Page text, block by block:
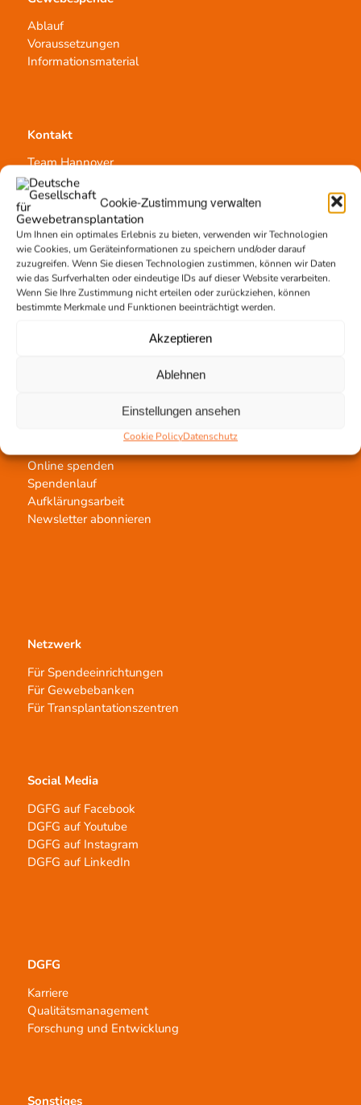
Cookie-Zustimmung verwalten
Um Ihnen ein optimales Erlebnis zu bieten, verwenden wir Technologien
wie Cookies, um Geräteinformationen zu speichern und/oder darauf
zuzugreifen. Wenn Sie diesen Technologien zustimmen, können wir Daten
wie das Surfverhalten oder eindeutige IDs auf dieser Website verarbeiten.
Wenn Sie Ihre Zustimmung nicht erteilen oder zurückziehen, können
bestimmte Merkmale und Funktionen beeinträchtigt werden.
Akzeptieren
Ablehnen
Einstellungen ansehen
Cookie PolicyDatenschutz
Ablauf
Voraussetzungen
Informationsmaterial
Kontakt
Team Hannover
Spendestandorte
Vermittlungsstelle
Gewebetransplantation
Transplantatvermittlung
Jetzt untertstützen!
Online spenden
Spendenlauf
Aufklärungsarbeit
Newsletter abonnieren
Netzwerk
Für Spendeeinrichtungen
Für Gewebebanken
Für Transplantationszentren
Social Media
DGFG auf Facebook
DGFG auf Youtube
DGFG auf Instagram
DGFG auf LinkedIn
DGFG
Karriere
Qualitätsmanagement
Forschung und Entwicklung
Sonstiges